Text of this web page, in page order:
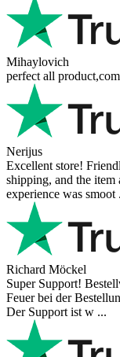
Mihaylovich
perfect all
Nerijus
Excellent store!
shipping, and the
experience was smoot
Richard Möckel
Super Support!
Feuer bei der
Der Support ist w ...